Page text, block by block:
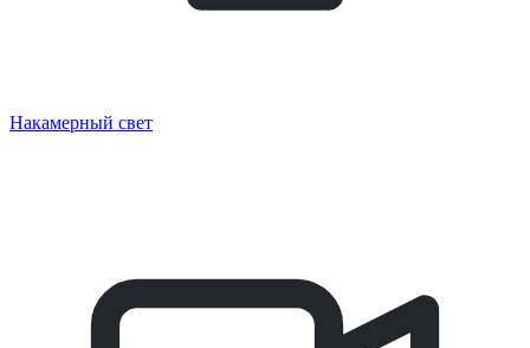
Накамерный свет